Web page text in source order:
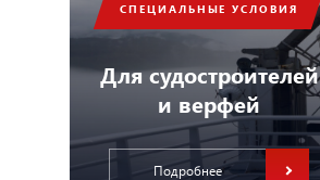
СПЕЦИАЛЬНЫЕ УСЛОВИЯ
Для судостроителей
и верфей
Подробнее